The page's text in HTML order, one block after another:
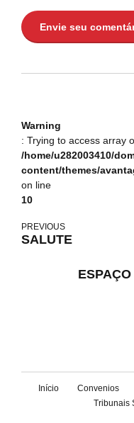
Envie seu
Warning
: Trying to access array
/home/u282003410/
content/themes/
on line
10
PREVIOUS
SALUTE
Início Convenios
Tribunais